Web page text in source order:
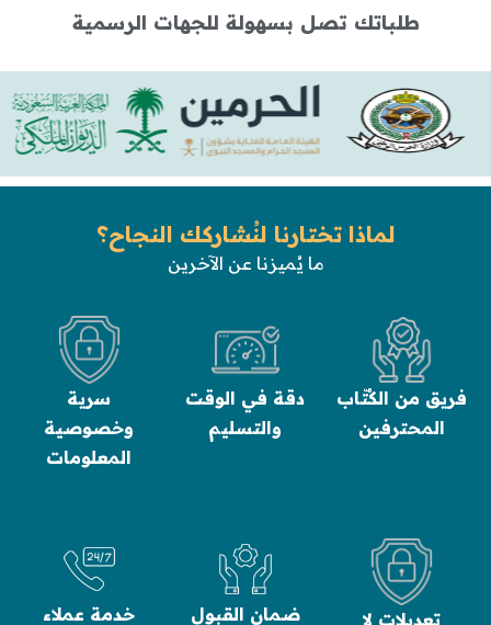
طلباتك تصل بسهولة للجهات الرسمية
لماذا تختارنا لنُشاركك النجاح؟
ما يُميزنا عن الآخرين
فريق من الكُتّاب
المحترفين
دقة في الوقت
والتسليم
سرية
وخصوصية
المعلومات
تعديلات لا
ضمان القبول
خدمة عملاء